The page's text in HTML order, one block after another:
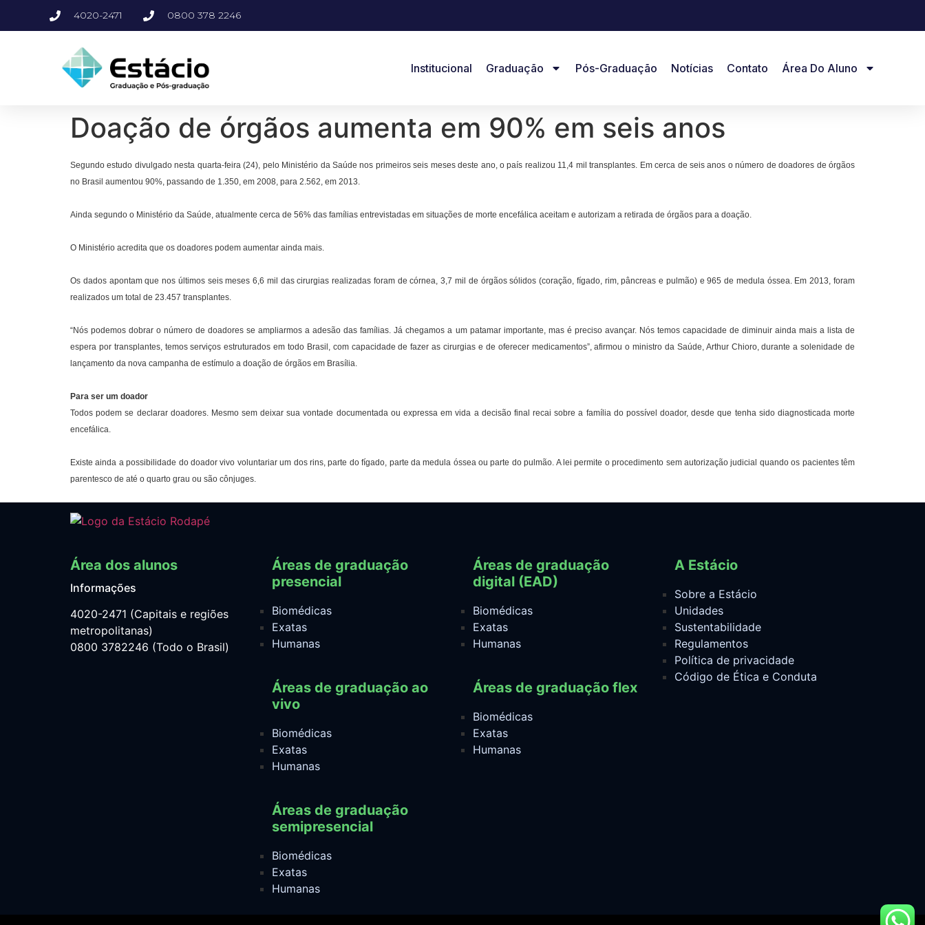
4020-2471 0800 378 2246
Institucional Graduação Pós-Graduação Notícias Contato Área Do Aluno
Doação de órgãos aumenta em 90% em seis anos
Segundo estudo divulgado nesta quarta-feira (24), pelo Ministério da Saúde nos primeiros seis meses deste ano, o país realizou 11,4 mil transplantes. Em cerca de seis anos o número de doadores de órgãos
no Brasil aumentou 90%, passando de 1.350, em 2008, para 2.562, em 2013.
Ainda segundo o Ministério da Saúde, atualmente cerca de 56% das famílias entrevistadas em situações de morte encefálica aceitam e autorizam a retirada de órgãos para a doação.
O Ministério acredita que os doadores podem aumentar ainda mais.
Os dados apontam que nos últimos seis meses 6,6 mil das cirurgias realizadas foram de córnea, 3,7 mil de órgãos sólidos (coração, fígado, rim, pâncreas e pulmão) e 965 de medula óssea. Em 2013, foram
realizados um total de 23.457 transplantes.
“Nós podemos dobrar o número de doadores se ampliarmos a adesão das famílias. Já chegamos a um patamar importante, mas é preciso avançar. Nós temos capacidade de diminuir ainda mais a lista de
espera por transplantes, temos serviços estruturados em todo Brasil, com capacidade de fazer as cirurgias e de oferecer medicamentos”, afirmou o ministro da Saúde, Arthur Chioro, durante a solenidade de
lançamento da nova campanha de estímulo a doação de órgãos em Brasília.
Para ser um doador
Todos podem se declarar doadores. Mesmo sem deixar sua vontade documentada ou expressa em vida a decisão final recai sobre a família do possível doador, desde que tenha sido diagnosticada morte
encefálica.
Existe ainda a possibilidade do doador vivo voluntariar um dos rins, parte do fígado, parte da medula óssea ou parte do pulmão. A lei permite o procedimento sem autorização judicial quando os pacientes têm
parentesco de até o quarto grau ou são cônjuges.
Área dos alunos
Informações
4020-2471 (Capitais e regiões
metropolitanas)
0800 3782246 (Todo o Brasil)
Áreas de graduação
presencial
Biomédicas
Exatas
Humanas
Áreas de graduação ao
vivo
Biomédicas
Exatas
Humanas
Áreas de graduação
semipresencial
Biomédicas
Exatas
Humanas
Áreas de graduação
digital (EAD)
Biomédicas
Exatas
Humanas
Áreas de graduação flex
Biomédicas
Exatas
Humanas
A Estácio
Sobre a Estácio
Unidades
Sustentabilidade
Regulamentos
Política de privacidade
Código de Ética e Conduta